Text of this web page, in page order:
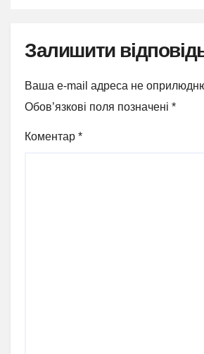
Залишити
Ваша e-mail адреса не
Обов’язкові поля позначені *
Коментар *